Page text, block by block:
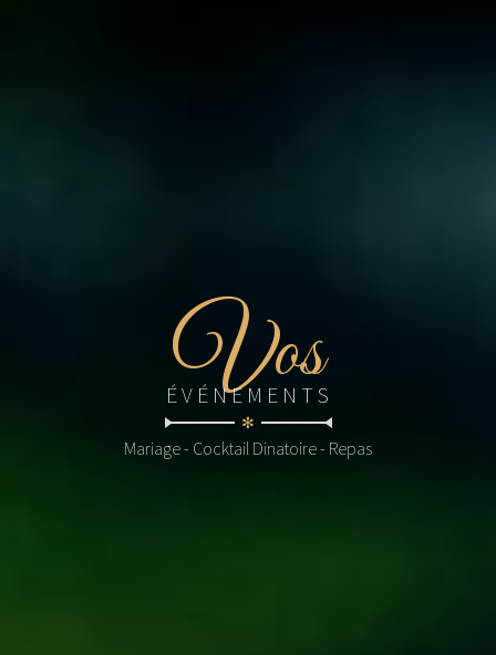
V
os
ÉVÉNEMENTS
✻
Mariage - Cocktail Dinatoire - Repas